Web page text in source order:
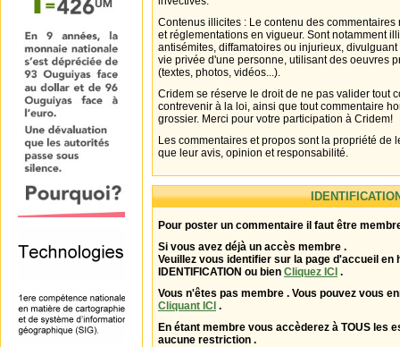
Contenus illicites : Le contenu des
et réglementations en vigueur. Sont notamment
antisémites, diffamatoires ou injurieux,
vie privée d'une personne, utilisant des oeuvres
(textes, photos, vidéos...).
Cridem se réserve le droit de ne pas valider tout
contrevenir à la loi, ainsi que tout commentaire
grossier. Merci pour votre participation à Cridem!
Les commentaires et propos sont la propriété de
que leur avis, opinion et responsabilité.
Pour poster un commentaire il faut être
Si vous avez déjà un accès membre .
Veuillez vous identifier sur la page d'accueil en
IDENTIFICATION ou bien Cliquez ICI .
Vous n'êtes pas membre . Vous pouvez vous
Cliquant ICI .
En étant membre vous accèderez à TOUS les
aucune restriction .